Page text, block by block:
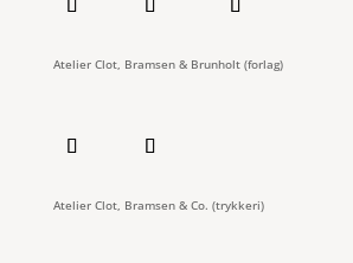
Atelier Clot, Bramsen & Brunholt (forlag)
Atelier Clot, Bramsen & Co. (trykkeri)